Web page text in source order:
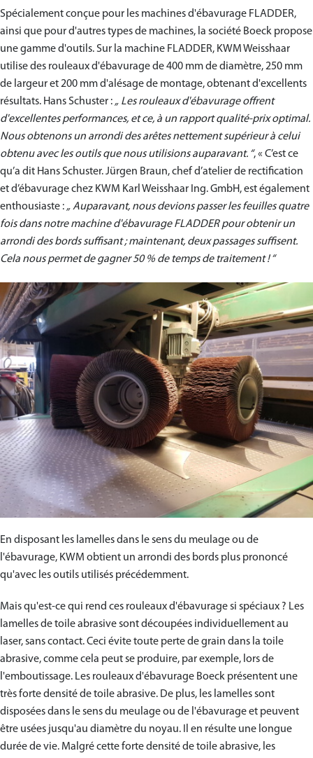
Spécialement conçue pour les machines d'ébavurage FLADDER,
ainsi que pour d'autres types de machines, la société Boeck propose
une gamme d'outils. Sur la machine FLADDER, KWM Weisshaar
utilise des rouleaux d'ébavurage de 400 mm de diamètre, 250 mm
de largeur et 200 mm d'alésage de montage, obtenant d'excellents
résultats. Hans Schuster : „ Les rouleaux d'ébavurage offrent
d'excellentes performances, et ce, à un rapport qualité-prix optimal.
Nous obtenons un arrondi des arêtes nettement supérieur à celui
obtenu avec les outils que nous utilisions auparavant. “, « C’est ce
qu’a dit Hans Schuster. Jürgen Braun, chef d’atelier de rectification
et d’ébavurage chez KWM Karl Weisshaar Ing. GmbH, est également
enthousiaste : „ Auparavant, nous devions passer les feuilles quatre
fois dans notre machine d'ébavurage FLADDER pour obtenir un
arrondi des bords suffisant ; maintenant, deux passages suffisent.
Cela nous permet de gagner 50 % de temps de traitement ! “
En disposant les lamelles dans le sens du meulage ou de
l'ébavurage, KWM obtient un arrondi des bords plus prononcé
qu'avec les outils utilisés précédemment.
Mais qu'est-ce qui rend ces rouleaux d'ébavurage si spéciaux ? Les
lamelles de toile abrasive sont découpées individuellement au
laser, sans contact. Ceci évite toute perte de grain dans la toile
abrasive, comme cela peut se produire, par exemple, lors de
l'emboutissage. Les rouleaux d'ébavurage Boeck présentent une
très forte densité de toile abrasive. De plus, les lamelles sont
disposées dans le sens du meulage ou de l'ébavurage et peuvent
être usées jusqu'au diamètre du noyau. Il en résulte une longue
durée de vie. Malgré cette forte densité de toile abrasive, les